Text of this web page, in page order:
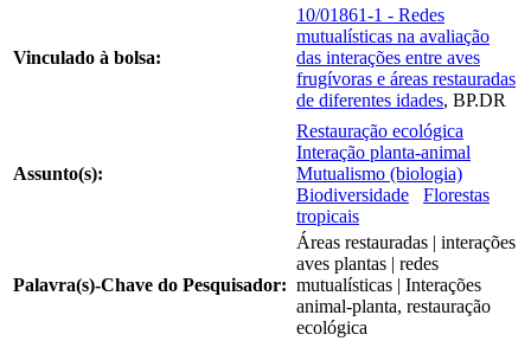
Vinculado à bolsa:
10/01861-1 - Redes
mutualísticas na avaliação
das interações entre aves
frugívoras e áreas restauradas
de diferentes idades, BP.DR
Assunto(s):
Restauração ecológica
Interação planta-animal
Mutualismo (biologia)
Biodiversidade
Florestas
tropicais
Palavra(s)-Chave do Pesquisador:
Áreas restauradas | interações
aves plantas | redes
mutualísticas | Interações
animal-planta, restauração
ecológica